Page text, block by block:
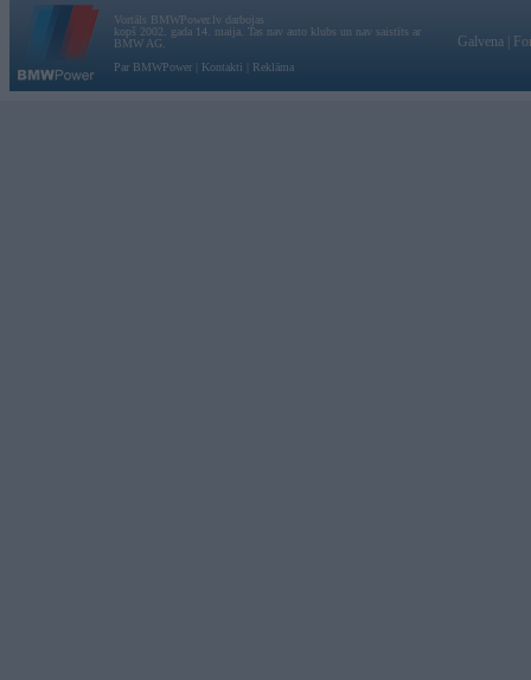
Vortāls BMWPower.lv darbojas
kopš 2002. gada 14. maija. Tas nav auto klubs un nav saistīts ar
BMW AG.
Par BMWPower
Kontakti Reklāma
Galvena